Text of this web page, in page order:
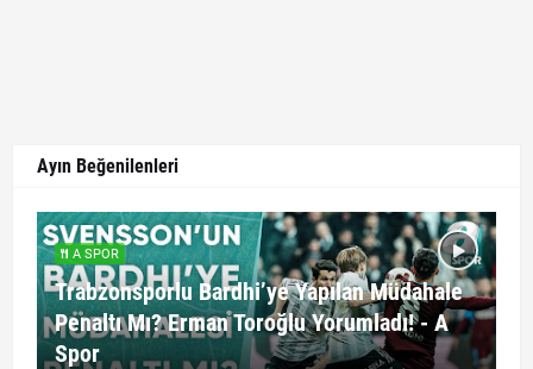
Ayın Beğenilenleri
A SPOR
Trabzonsporlu Bardhi’ye Yapılan Müdahale
Penaltı Mı? Erman Toroğlu Yorumladı! - A
Spor